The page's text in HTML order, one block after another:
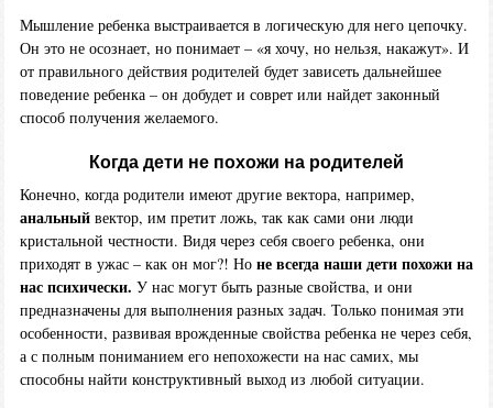
Мышление ребенка выстраивается в логическую для него цепочку.
Он это не осознает, но понимает – «я хочу, но нельзя, накажут». И
от правильного действия родителей будет зависеть дальнейшее
поведение ребенка – он добудет и соврет или найдет законный
способ получения желаемого.
Когда дети не похожи на родителей
Конечно, когда родители имеют другие вектора, например,
анальныйвектор, им претит ложь, так как сами они люди
кристальной честности. Видя через себя своего ребенка, они
приходят в ужас – как он мог?! Но не всегда наши дети похожи на
нас психически. У нас могут быть разные свойства, и они
предназначены для выполнения разных задач. Только понимая эти
особенности, развивая врожденные свойства ребенка не через себя,
а с полным пониманием его непохожести на нас самих, мы
способны найти конструктивный выход из любой ситуации.